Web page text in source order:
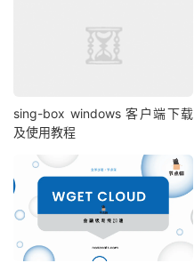
sing-box windows 客户端下载
及使用教程